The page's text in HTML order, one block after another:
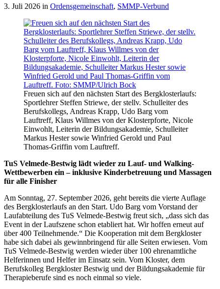
3. Juli 2026 in Ordensgemeinschaft, SMMP-Verbund
Freuen sich auf den nächsten Start des Bergklosterlaufs:
Sportlehrer Steffen Striewe, der stellv. Schulleiter des
Berufskollegs, Andreas Krapp, Udo Barg vom
Lauftreff, Klaus Willmes von der Klosterpforte, Nicole
Einwohlt, Leiterin der Bildungsakademie, Schulleiter
Markus Hester sowie Winfried Gerold und Paul
Thomas-Griffin vom Lauftreff.
TuS Velmede-Bestwig lädt wieder zu Lauf- und Walking-
Wettbewerben ein – inklusive Kinderbetreuung und Massagen
für alle Finisher
Am Sonntag, 27. September 2026, geht bereits die vierte Auflage
des Bergklosterlaufs an den Start. Udo Barg vom Vorstand der
Laufabteilung des TuS Velmede-Bestwig freut sich, „dass sich das
Event in der Laufszene schon etabliert hat. Wir hoffen erneut auf
über 400 Teilnehmende.“ Die Kooperation mit dem Bergkloster
habe sich dabei als gewinnbringend für alle Seiten erwiesen. Vom
TuS Velmede-Bestwig werden wieder über 100 ehrenamtliche
Helferinnen und Helfer im Einsatz sein. Vom Kloster, dem
Berufskolleg Bergkloster Bestwig und der Bildungsakademie für
Therapieberufe sind es noch einmal so viele.